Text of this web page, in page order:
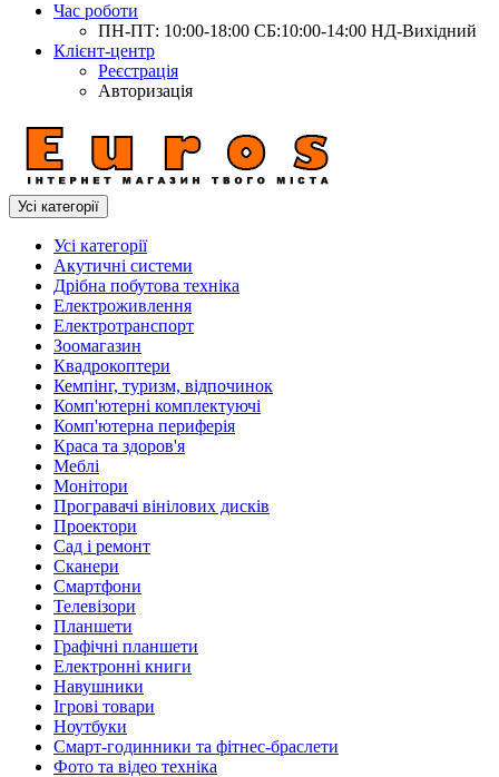
Час роботи
ПН-ПТ: 10:00-18:00 СБ:10:00-14:00 НД-Вихідний
Клієнт-центр
Реєстрація
Авторизація
Усі категорії
Усі категорії
Акутичні системи
Дрібна побутова техніка
Електроживлення
Електротранспорт
Зоомагазин
Квадрокоптери
Кемпінг, туризм, відпочинок
Комп'ютерні комплектуючі
Комп'ютерна периферія
Краса та здоров'я
Меблі
Монітори
Програвачі вінілових дисків
Проектори
Сад і ремонт
Сканери
Смартфони
Телевізори
Планшети
Графічні планшети
Електронні книги
Навушники
Ігрові товари
Ноутбуки
Смарт-годинники та фітнес-браслети
Фото та відео техніка